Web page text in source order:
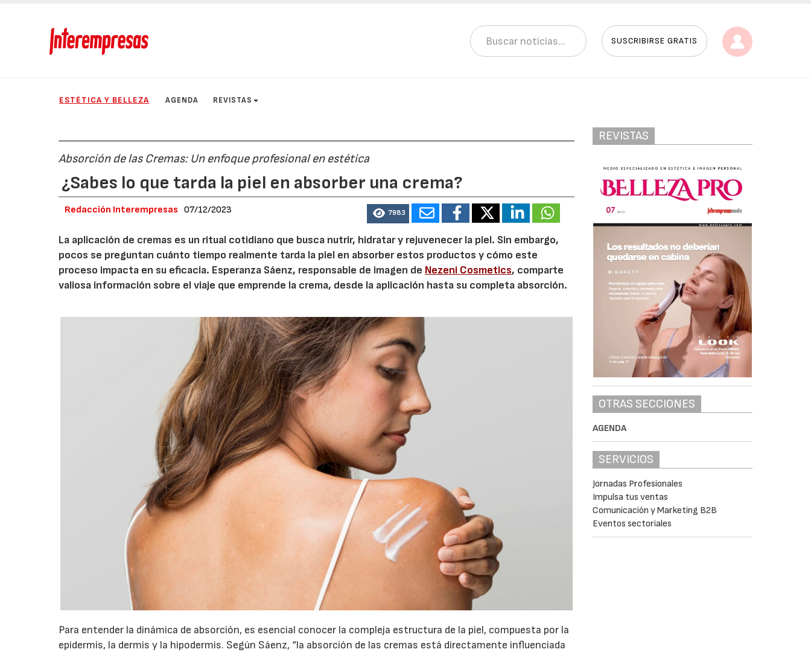
SUSCRIBIRSE GRATIS
ESTÉTICA Y BELLEZA AGENDA REVISTAS
Absorción de las Cremas: Un enfoque profesional en estética
¿Sabes lo que tarda la piel en absorber una crema?
Redacción Interempresas 07/12/2023 7983
La aplicación de cremas es un ritual cotidiano que busca nutrir, hidratar y rejuvenecer la piel. Sin embargo,
pocos se preguntan cuánto tiempo realmente tarda la piel en absorber estos productos y cómo este
proceso impacta en su eficacia. Esperanza Sáenz, responsable de imagen de Nezeni Cosmetics, comparte
valiosa información sobre el viaje que emprende la crema, desde la aplicación hasta su completa absorción.
Para entender la dinámica de absorción, es esencial conocer la compleja estructura de la piel, compuesta por la
epidermis, la dermis y la hipodermis. Según Sáenz, “la absorción de las cremas está directamente influenciada
REVISTAS
OTRAS SECCIONES
AGENDA
SERVICIOS
Jornadas Profesionales
Impulsa tus ventas
Comunicación y Marketing B2B
Eventos sectoriales